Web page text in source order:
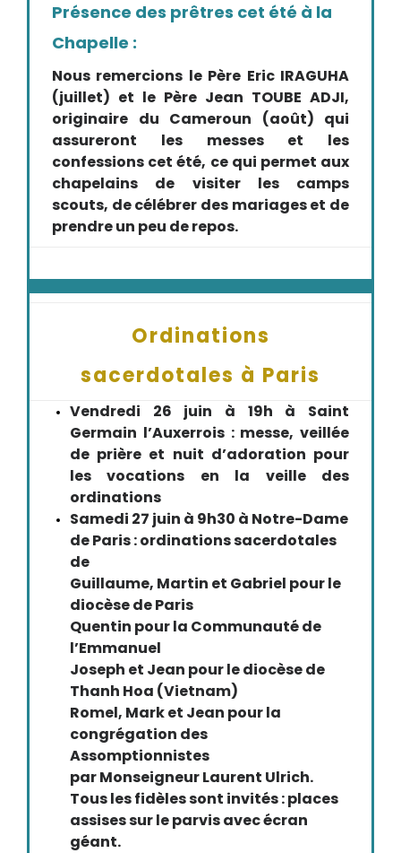
Présence des prêtres cet été à la
Chapelle :
Nous remercions le Père Eric IRAGUHA
(juillet) et le Père Jean TOUBE ADJI,
originaire du Cameroun (août) qui
assureront les messes et les
confessions cet été, ce qui permet aux
chapelains de visiter les camps
scouts, de célébrer des mariages et de
prendre un peu de repos.
Ordinations
sacerdotales à Paris
Vendredi 26 juin à 19h à Saint
Germain l’Auxerrois : messe, veillée
de prière et nuit d’adoration pour
les vocations en la veille des
ordinations
Samedi 27 juin à 9h30 à Notre-Dame
de Paris : ordinations sacerdotales
de
Guillaume, Martin et Gabriel pour le
diocèse de Paris
Quentin pour la Communauté de
l’Emmanuel
Joseph et Jean pour le diocèse de
Thanh Hoa (Vietnam)
Romel, Mark et Jean pour la
congrégation des
Assomptionnistes
par Monseigneur Laurent Ulrich.
Tous les fidèles sont invités : places
assises sur le parvis avec écran
géant.